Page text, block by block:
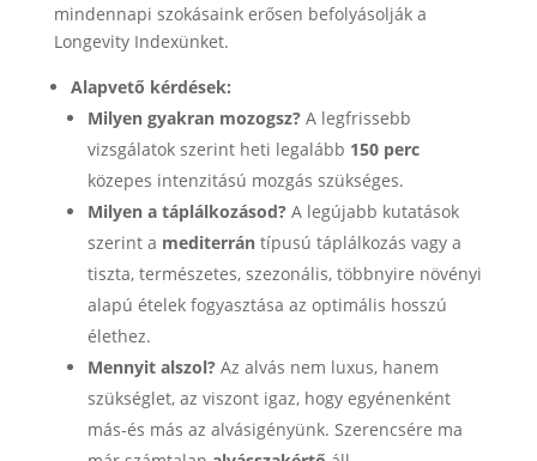
mindennapi szokásaink erősen befolyásolják a
Longevity Indexünket.
Alapvető kérdések:
Milyen gyakran mozogsz? A legfrissebb
vizsgálatok szerint heti legalább 150 perc
közepes intenzitású mozgás szükséges.
Milyen a táplálkozásod?A legújabb kutatások
szerint a mediterrán típusú táplálkozás vagy a
tiszta, természetes, szezonális, többnyire növényi
alapú ételek fogyasztása az optimális hosszú
élethez.
Mennyit alszol?Az alvás nem luxus, hanem
szükséglet, az viszont igaz, hogy egyénenként
más-és más az alvásigényünk. Szerencsére ma